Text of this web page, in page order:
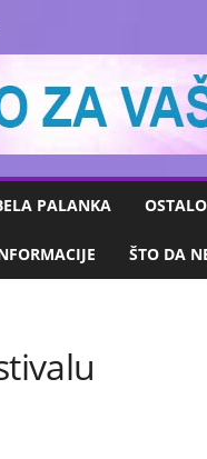
PALANKA OSTALO
ŠTO DA